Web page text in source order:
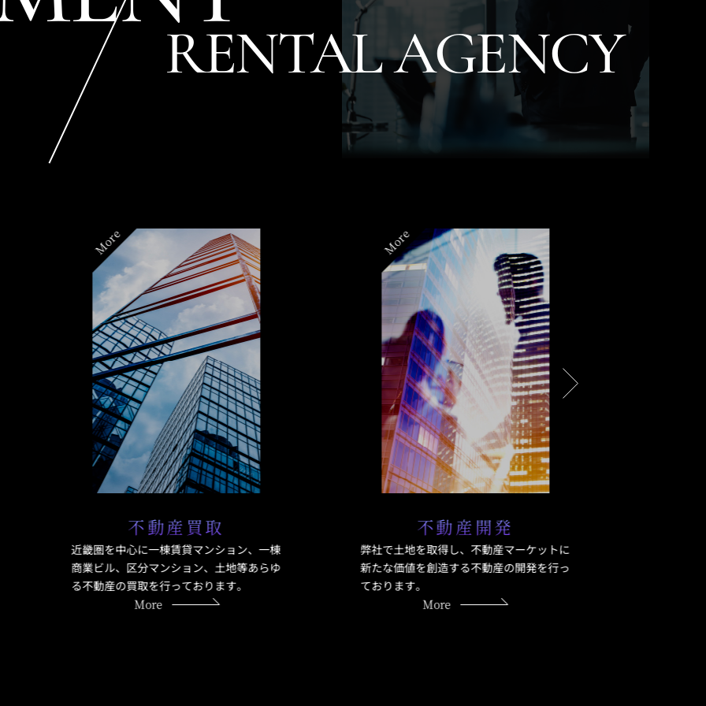
RENTAL AGENCY
More
不動産買取
近畿圏を中心に一棟賃貸マンション、一棟
商業ビル、区分マンション、土地等あらゆ
る不動産の買取を行っております。
More
More
不動産開発
弊社で土地を取得し、不動産マーケットに
新たな価値を創造する不動産の開発を行っ
ております。
More